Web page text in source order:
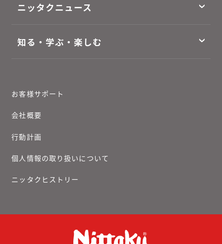
ニッタクニュース
知る・学ぶ・楽しむ
お客様サポート
会社概要
行動計画
個人情報の取り扱いについて
ニッタクヒストリー